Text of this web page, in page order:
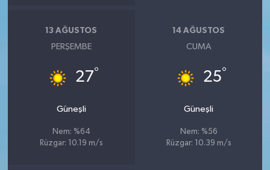
13 AĞUSTOS
PERŞEMBE
27°
Güneşli
Nem: %64
Rüzgar: 10.19 m/s
14 AĞUSTOS
CUMA
25°
Güneşli
Nem: %56
Rüzgar: 10.39 m/s